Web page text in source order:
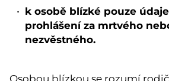
k osobě blízké pouze
prohlášení za mrtvého
nezvěstného.
Osobou blízkou se rozumí